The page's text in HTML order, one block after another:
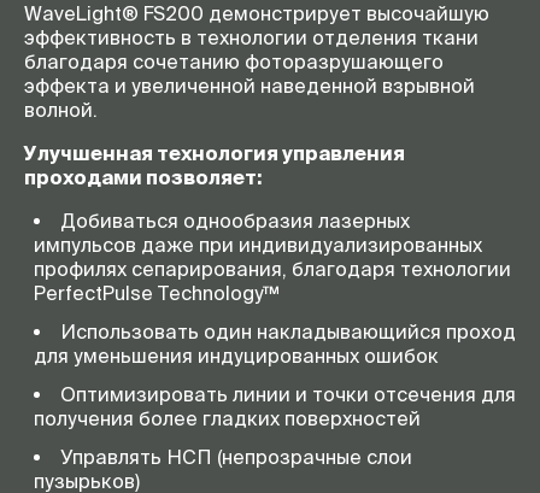
WaveLight® FS200 демонстрирует высочайшую
эффективность в технологии отделения ткани
благодаря сочетанию фоторазрушающего
эффекта и увеличенной наведенной взрывной
волной.
Улучшенная технология управления
проходами позволяет:
Добиваться однообразия лазерных
импульсов даже при индивидуализированных
профилях сепарирования, благодаря технологии
PerfectPulse Technology™
Использовать один накладывающийся проход
для уменьшения индуцированных ошибок
Оптимизировать линии и точки отсечения для
получения более гладких поверхностей
Управлять НСП (непрозрачные слои
пузырьков)